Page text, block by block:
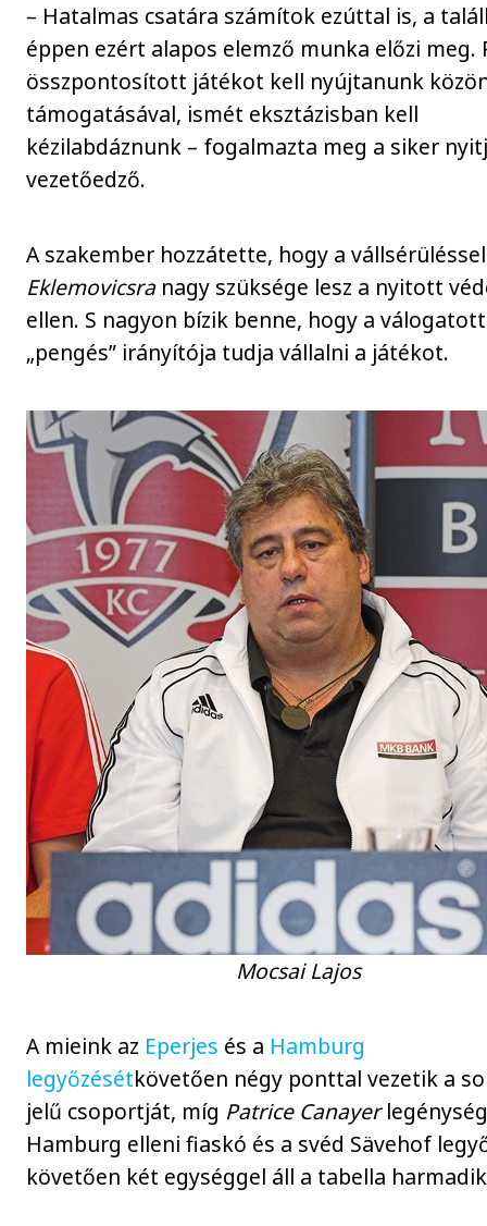
– Hatalmas csatára számítok ezúttal is, a
éppen ezért alapos elemző munka előzi meg.
összpontosított játékot kell nyújtanunk
támogatásával, ismét eksztázisban kell
kézilabdáznunk – fogalmazta meg a siker
vezetőedző.
A szakember hozzátette, hogy a
Eklemovicsra nagy szüksége lesz a nyitott
ellen. S nagyon bízik benne, hogy a válogatott
„pengés” irányítója tudja vállalni a játékot.
Mocsai Lajos
A mieink az Eperjes és a Hamburg
legyőzésétkövetően négy ponttal vezetik a
jelű csoportját, míg Patrice Canayer
Hamburg elleni fiaskó és a svéd Sävehof
követően két egységgel áll a tabella